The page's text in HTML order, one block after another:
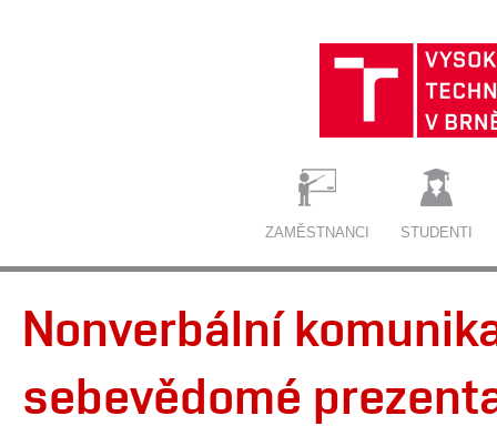
ZAMĚSTNANCI STUDENTI
Nonverbální
sebevědomé